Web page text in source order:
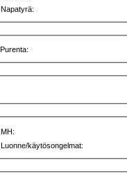
Napatyrä:
Purenta:
MH:
Luonne/käytösongelmat: